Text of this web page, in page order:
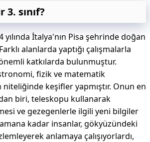
sınıf?
yılında İtalya'nın Pisa şehrinde doğan
alanlarda yaptığı çalışmalarla
katkılarda bulunmuştur.
fizik ve matematik
keşifler yapmıştır. Onun en
biri, teleskopu kullanarak
ve gezegenlerle ilgili yeni bilgiler
kadar insanlar, gökyüzündeki
anlamaya çalışıyorlardı,